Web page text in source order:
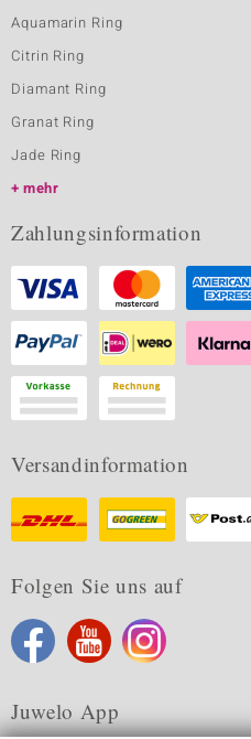
Aquamarin Ring
Citrin Ring
Diamant Ring
Granat Ring
Jade Ring
mehr
Zahlungsinformation
Versandinformation
Folgen Sie uns auf
Juwelo App